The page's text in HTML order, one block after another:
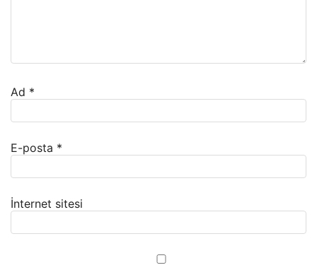
Ad *
E-posta *
İnternet sitesi